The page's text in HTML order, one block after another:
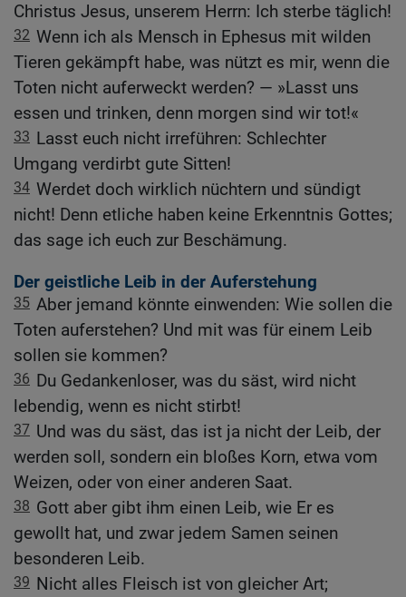
Christus Jesus, unserem Herrn: Ich sterbe täglich!
32 Wenn ich als Mensch in Ephesus mit wilden
Tieren gekämpft habe, was nützt es mir, wenn die
Toten nicht auferweckt werden? — »Lasst uns
essen und trinken, denn morgen sind wir tot!«
33 Lasst euch nicht irreführen: Schlechter
Umgang verdirbt gute Sitten!
34 Werdet doch wirklich nüchtern und sündigt
nicht! Denn etliche haben keine Erkenntnis Gottes;
das sage ich euch zur Beschämung.
Der geistliche Leib in der Auferstehung
35 Aber jemand könnte einwenden: Wie sollen die
Toten auferstehen? Und mit was für einem Leib
sollen sie kommen?
36 Du Gedankenloser, was du säst, wird nicht
lebendig, wenn es nicht stirbt!
37 Und was du säst, das ist ja nicht der Leib, der
werden soll, sondern ein bloßes Korn, etwa vom
Weizen, oder von einer anderen Saat.
38 Gott aber gibt ihm einen Leib, wie Er es
gewollt hat, und zwar jedem Samen seinen
besonderen Leib.
39 Nicht alles Fleisch ist von gleicher Art;